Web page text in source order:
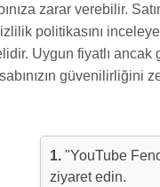
zarar verebilir.
politikasını
Uygun fiyatlı
güvenilirliğini
1. "YouTube
ziyaret edin.